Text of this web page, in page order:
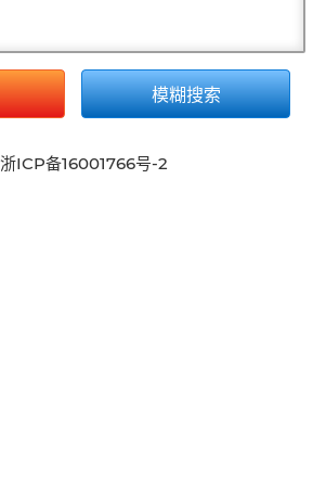
模糊搜索
浙ICP备16001766号-2